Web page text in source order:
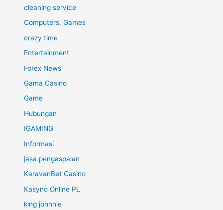
cleaning service
Computers, Games
crazy time
Entertainment
Forex News
Gama Casino
Game
Hubungan
IGAMING
Informasi
jasa pengaspalan
KaravanBet Casino
Kasyno Online PL
king johnnie